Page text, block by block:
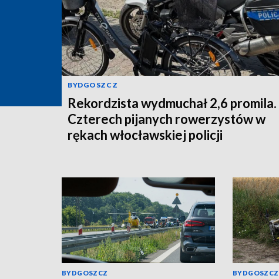
BYDGOSZCZ
Rekordzista wydmuchał 2,6 promila.
Czterech pijanych rowerzystów w
rękach włocławskiej policji
BYDGOSZCZ BYDGOSZCZ